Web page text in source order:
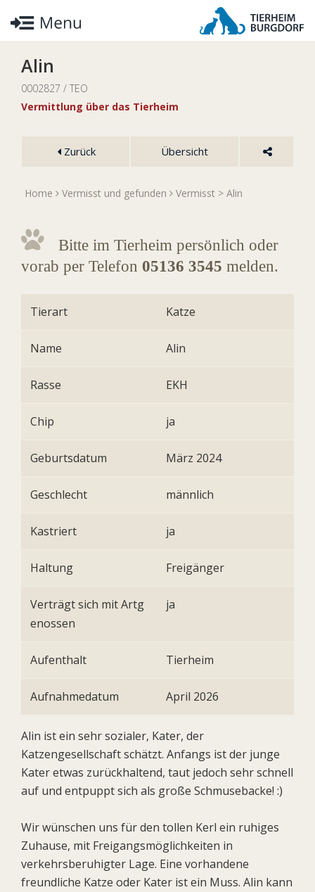
Alin
0002827 / TEO
Vermittlung über das Tierheim
Zurück Übersicht
Home Vermisst und gefunden Vermisst > Alin
Bitte im Tierheim persönlich oder
vorab per Telefon 05136 3545 melden.
Tierart Katze
Name Alin
Rasse EKH
Chip ja
Geburtsdatum März 2024
Geschlecht männlich
Kastriert ja
Haltung Freigänger
Verträgt sich mit Artg
enossen
ja
Aufenthalt Tierheim
Aufnahmedatum April 2026
Alin ist ein sehr sozialer, Kater, der
Katzengesellschaft schätzt. Anfangs ist der junge
Kater etwas zurückhaltend, taut jedoch sehr schnell
auf und entpuppt sich als große Schmusebacke! :)
Wir wünschen uns für den tollen Kerl ein ruhiges
Zuhause, mit Freigangsmöglichkeiten in
verkehrsberuhigter Lage. Eine vorhandene
freundliche Katze oder Kater ist ein Muss. Alin kann